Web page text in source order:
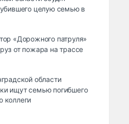
целую семью в
«Дорожного патруля»
от пожара на трассе
области
ищут семью погибшего
коллеги